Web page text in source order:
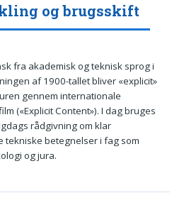
og brugsskift
fra akademisk og teknisk sprog i
af 1900-tallet bliver «explicit»
gennem internationale
(«Explicit Content»). I dag bruges
rådgivning om klar
tekniske betegnelser i fag som
og jura.